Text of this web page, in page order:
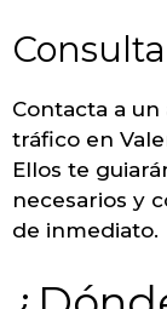
Contacta a
tráfico en
Ellos te
necesarios y
de inmediato.